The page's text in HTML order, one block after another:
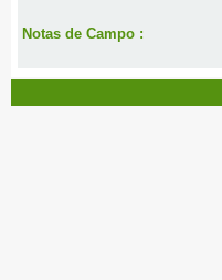
Notas de Campo :